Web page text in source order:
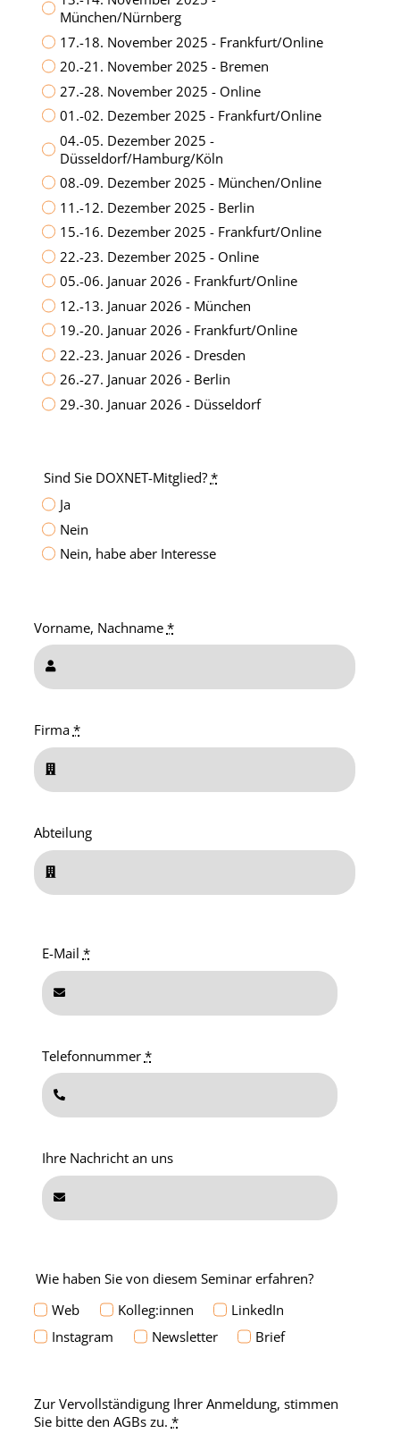
München/Nürnberg
17.-18. November 2025 - Frankfurt/Online
20.-21. November 2025 - Bremen
27.-28. November 2025 - Online
01.-02. Dezember 2025 - Frankfurt/Online
04.-05. Dezember 2025 -
Düsseldorf/Hamburg/Köln
08.-09. Dezember 2025 - München/Online
11.-12. Dezember 2025 - Berlin
15.-16. Dezember 2025 - Frankfurt/Online
22.-23. Dezember 2025 - Online
05.-06. Januar 2026 - Frankfurt/Online
12.-13. Januar 2026 - München
19.-20. Januar 2026 - Frankfurt/Online
22.-23. Januar 2026 - Dresden
26.-27. Januar 2026 - Berlin
29.-30. Januar 2026 - Düsseldorf
Sind Sie DOXNET-Mitglied? *
Ja
Nein
Nein, habe aber Interesse
Vorname, Nachname *
Firma *
Abteilung
E-Mail *
Telefonnummer *
Ihre Nachricht an uns
Wie haben Sie von diesem Seminar erfahren?
Web
Kolleg:innen
LinkedIn
Instagram
Newsletter Brief
Zur Vervollständigung Ihrer Anmeldung, stimmen
Sie bitte den AGBs zu. *